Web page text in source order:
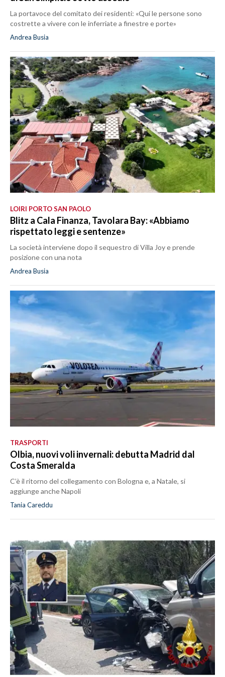
La portavoce del comitato dei residenti: «Qui le persone sono
costrette a vivere con le inferriate a finestre e porte»
Andrea Busia
LOIRI PORTO SAN PAOLO
Blitz a Cala Finanza, Tavolara Bay: «Abbiamo
rispettato leggi e sentenze»
La società interviene dopo il sequestro di Villa Joy e prende
posizione con una nota
Andrea Busia
TRASPORTI
Olbia, nuovi voli invernali: debutta Madrid dal
Costa Smeralda
C’è il ritorno del collegamento con Bologna e, a Natale, si
aggiunge anche Napoli
Tania Careddu